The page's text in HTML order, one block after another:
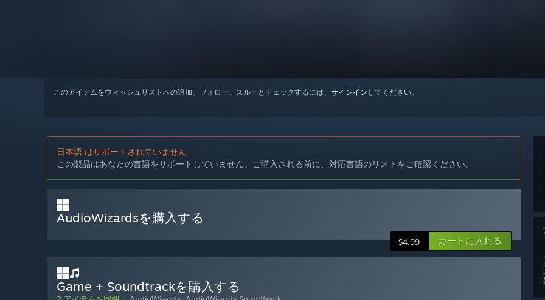
このアイテムをウィッシュリストへの追加、フォロー、スルーとチェックするには、 サインイン してください。
日本語 はサポートされていません
この製品はあなたの言語をサポートしていません。ご購入される前に、対応言語のリストをご確認ください。
AudioWizardsを購入する
$4.99 カートに入れる
Game + Soundtrackを購入する